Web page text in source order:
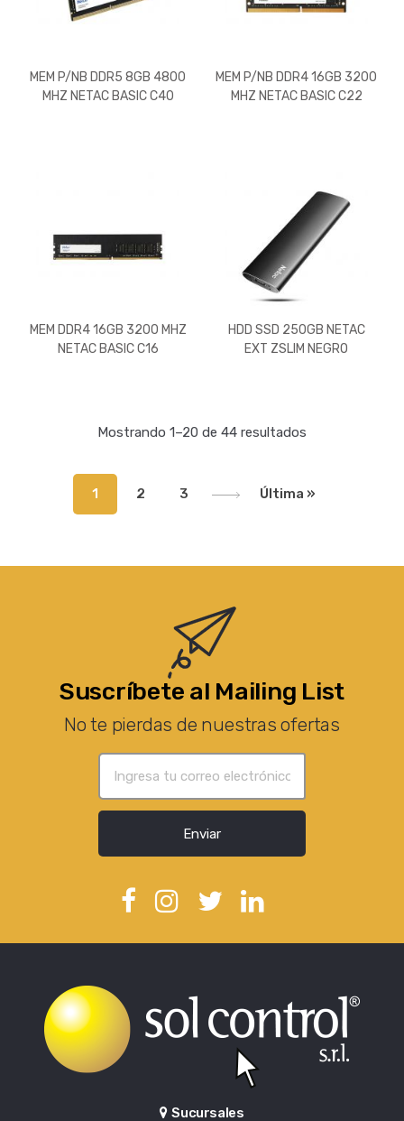
MEM P/NB DDR5 8GB 4800
MHZ NETAC BASIC C40
MEM P/NB DDR4 16GB 3200
MHZ NETAC BASIC C22
MEM DDR4 16GB 3200 MHZ
NETAC BASIC C16
HDD SSD 250GB NETAC
EXT ZSLIM NEGRO
Mostrando 1–20 de 44 resultados
1 2 3 Última »
Suscríbete al Mailing List
No te pierdas de nuestras ofertas
Enviar
Sucursales